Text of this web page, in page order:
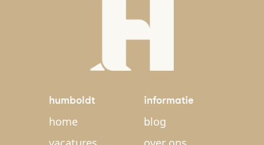
humboldt
home
informatie
blog